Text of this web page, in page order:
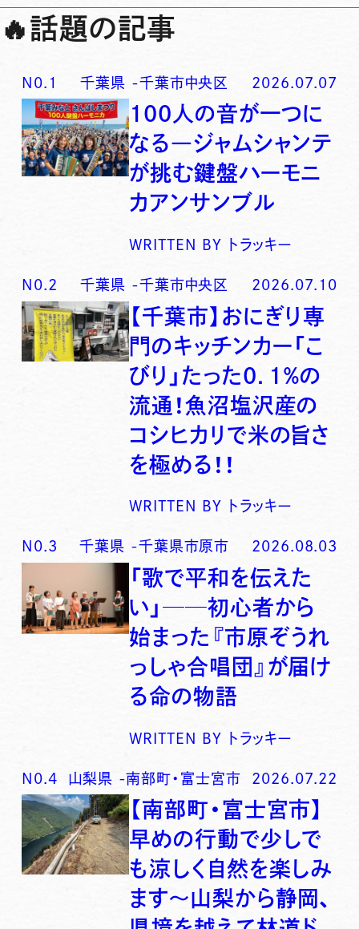
🔥話題の記事
N0. 1 千葉県 -千葉市中央区 2026.07.07
100人の音が一つに
なる―ジャムシャンテ
が挑む鍵盤ハーモニ
カアンサンブル
WRITTEN BY トラッキー
N0. 2 千葉県 -千葉市中央区 2026.07.10
【千葉市】おにぎり専
門のキッチンカー「こ
びり」たった0．1％の
流通！魚沼塩沢産の
コシヒカリで米の旨さ
を極める！！
WRITTEN BY トラッキー
N0. 3 千葉県 -千葉県市原市 2026.08.03
「歌で平和を伝えた
い」──初心者から
始まった『市原ぞうれ
っしゃ合唱団』が届け
る命の物語
WRITTEN BY トラッキー
N0.4 山梨県 -南部町・富士宮市 2026.07.22
【南部町・富士宮市】
早めの行動で少しで
も涼しく自然を楽しみ
ます〜山梨から静岡、